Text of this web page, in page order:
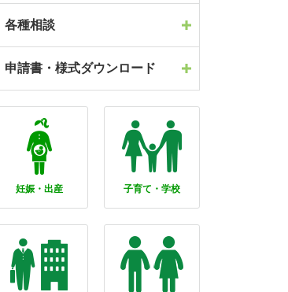
各種相談
申請書・様式ダウンロード
妊娠・出産 子育て・学校